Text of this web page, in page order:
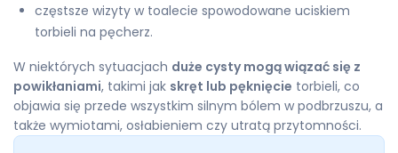
częstsze wizyty w toalecie spowodowane uciskiem
torbieli na pęcherz.
W niektórych sytuacjach duże cysty mogą wiązać się z
powikłaniami, takimi jak skręt lub pęknięcie torbieli, co
objawia się przede wszystkim silnym bólem w podbrzuszu, a
także wymiotami, osłabieniem czy utratą przytomności.